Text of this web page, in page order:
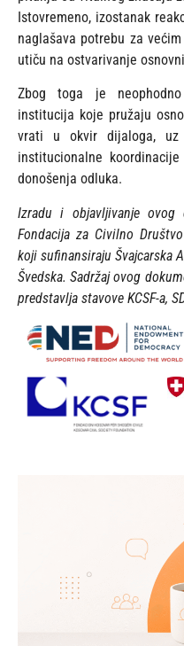
Istovremeno, izostanak
naglašava potrebu za
utiču na ostvarivanje
Zbog toga je
institucija koje pružaju
vrati u okvir dijaloga, uz
institucionalne
donošenja odluka.
Izradu i objavljivanje ovog
Fondacija za Civilno Društvo
koji sufinansiraju Švajcarska
Švedska. Sadržaj ovog
predstavlja stavove KCSF-a,